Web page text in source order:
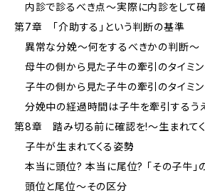
内診で診るべき点～実際に内診をして
第7章 「介助する」という判断の基準
異常な分娩～何をするべきかの判断～
母牛の側から見た子牛の牽引のタイミ
子牛の側から見た子牛の牽引のタイミ
分娩中の経過時間は子牛を牽引するう
第8章 踏み切る前に確認を!～生まれて
子牛が生まれてくる姿勢
本当に頭位? 本当に尾位? 「その子牛」
頭位と尾位～その区分